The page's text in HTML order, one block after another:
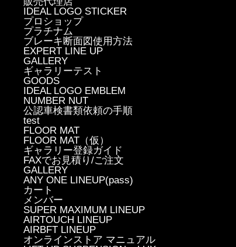
IDEAL LOGO STICKER
プロショップ
プラチナム
ブレーキ断面図使用方法
EXPERT LINE UP
GALLERY
ギャラリーテスト
GOODS
IDEAL LOGO EMBLEM
NUMBER NUT
公認車検書類依頼の手順
test
FLOOR MAT
FLOOR MAT（仮）
ギャラリー登録ガイド
FAXでお見積り/ご注文
GALLERY
ANY ONE LINEUP(pass)
カート
メンバー
SUPER MAXIMUM LINEUP
AIRTOUCH LINEUP
AIRBFT LINEUP
オンラインストア マニュアル